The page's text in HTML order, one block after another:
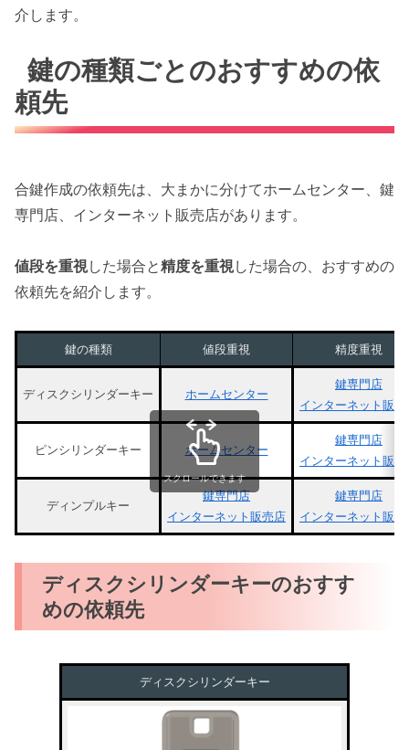
介します。
鍵の種類ごとのおすすめの依
頼先
合鍵作成の依頼先は、大まかに分けてホームセンター、鍵
専門店、インターネット販売店があります。
値段を重視した場合と精度を重視した場合の、おすすめの
依頼先を紹介します。
鍵の種類 値段重視 精度重視
ディスクシリンダーキー ホームセンター
鍵専門店
インターネット販売
ピンシリンダーキー ホームセンター
鍵専門店
インターネット販売
ディンプルキー
鍵専門店
インターネット販売店
鍵専門店
インターネット販売
スクロールできます
ディスクシリンダーキーのおすす
めの依頼先
ディスクシリンダーキー